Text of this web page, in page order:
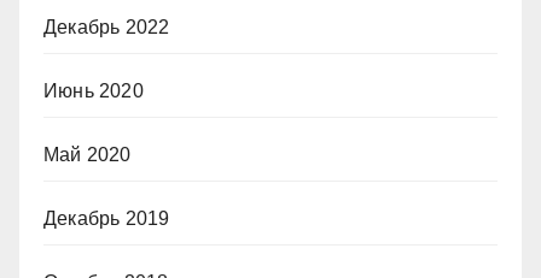
Декабрь 2022
Июнь 2020
Май 2020
Декабрь 2019